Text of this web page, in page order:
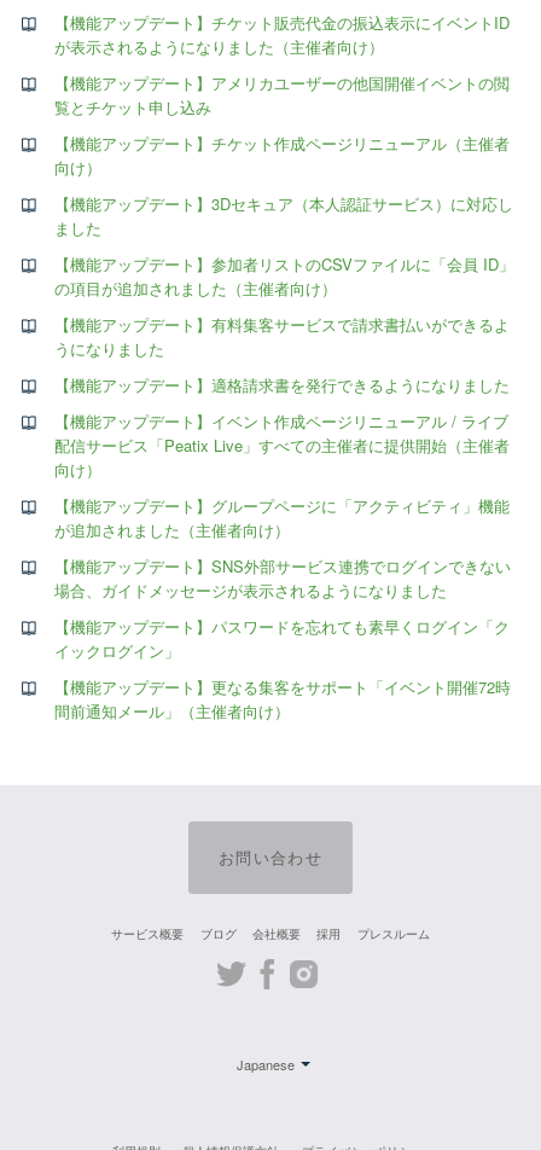
【機能アップデート】チケット販売代金の振込表示にイベントID
が表示されるようになりました（主催者向け）
【機能アップデート】アメリカユーザーの他国開催イベントの閲
覧とチケット申し込み
【機能アップデート】チケット作成ページリニューアル（主催者
向け）
【機能アップデート】3Dセキュア（本人認証サービス）に対応し
ました
【機能アップデート】参加者リストのCSVファイルに「会員 ID」
の項目が追加されました（主催者向け）
【機能アップデート】有料集客サービスで請求書払いができるよ
うになりました
【機能アップデート】適格請求書を発行できるようになりました
【機能アップデート】イベント作成ページリニューアル / ライブ
配信サービス「Peatix Live」すべての主催者に提供開始（主催者
向け）
【機能アップデート】グループページに「アクティビティ」機能
が追加されました（主催者向け）
【機能アップデート】SNS外部サービス連携でログインできない
場合、ガイドメッセージが表示されるようになりました
【機能アップデート】パスワードを忘れても素早くログイン「ク
イックログイン」
【機能アップデート】更なる集客をサポート「イベント開催72時
間前通知メール」（主催者向け）
お問い合わせ
サービス概要 ブログ 会社概要 採用 プレスルーム
TwitterFacebookInstagram
Japanese